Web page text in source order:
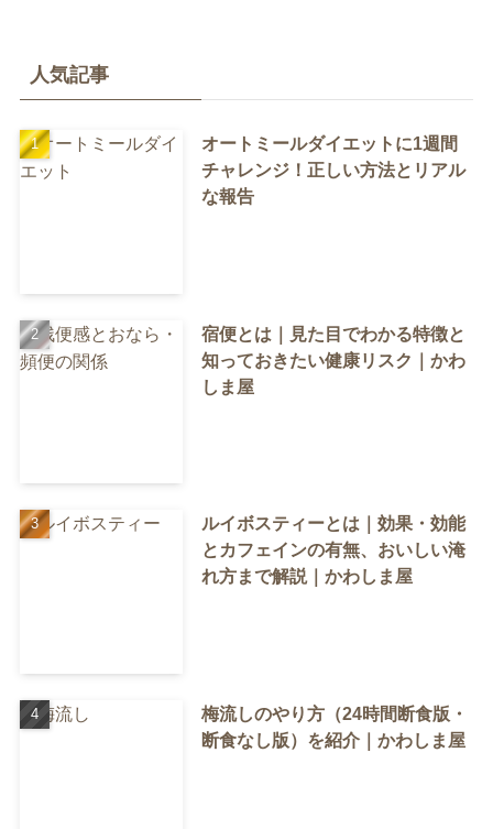
人気記事
オートミールダイエットに1週間
チャレンジ！正しい方法とリアル
な報告
宿便とは｜見た目でわかる特徴と
知っておきたい健康リスク｜かわ
しま屋
ルイボスティーとは｜効果・効能
とカフェインの有無、おいしい淹
れ方まで解説｜かわしま屋
梅流しのやり方（24時間断食版・
断食なし版）を紹介｜かわしま屋